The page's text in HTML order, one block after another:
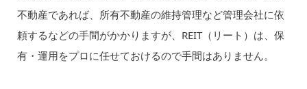
不動産であれば、所有不動産の維持管理など管理会社に依
頼するなどの手間がかかりますが、REIT（リート）は、保
有・運用をプロに任せておけるので手間はありません。